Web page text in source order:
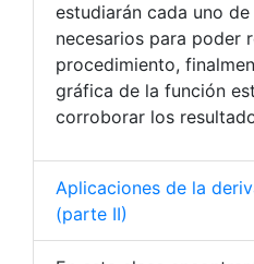
estudiarán cada uno
necesarios para poder
procedimiento,
gráfica de la función
corroborar los
Aplicaciones de la
(parte II)